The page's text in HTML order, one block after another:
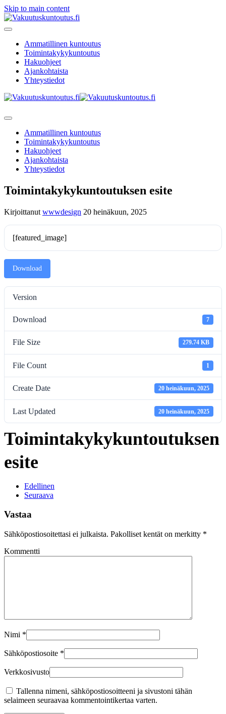
Skip to main content
Ammatillinen kuntoutus
Toimintakykykuntoutus
Hakuohjeet
Ajankohtaista
Yhteystiedot
Ammatillinen kuntoutus
Toimintakykykuntoutus
Hakuohjeet
Ajankohtaista
Yhteystiedot
Toimintakykykuntoutuksen esite
Kirjoittanut wwwdesign 20 heinäkuun, 2025
[featured_image]
Download
Version
Download 7
File Size 279.74 KB
File Count 1
Create Date 20 heinäkuun, 2025
Last Updated 20 heinäkuun, 2025
Toimintakykykuntoutuksen
esite
Edellinen
Seuraava
Vastaa
Sähköpostiosoitettasi ei julkaista. Pakolliset kentät on merkitty *
Kommentti
Nimi *
Sähköpostiosoite *
Verkkosivusto
Tallenna nimeni, sähköpostiosoitteeni ja sivustoni tähän
selaimeen seuraavaa kommentointikertaa varten.